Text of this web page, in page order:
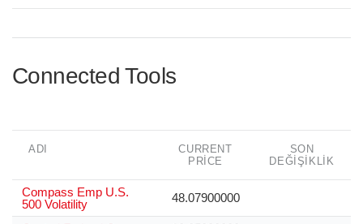
Connected Tools
ADI
CURRENT
PRICE
SON
DEĞIŞIKLIK
Compass Emp U.S.
500 Volatility
48.07900000